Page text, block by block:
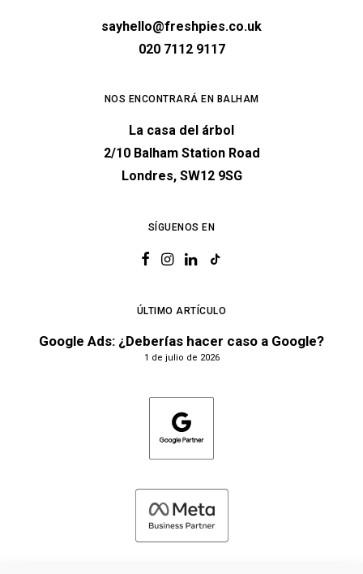
sayhello@freshpies.co.uk
020 7112 9117
NOS ENCONTRARÁ EN BALHAM
La casa del árbol
2/10 Balham Station Road
Londres, SW12 9SG
SÍGUENOS EN
ÚLTIMO ARTÍCULO
Google Ads: ¿Deberías hacer caso a Google?
1 de julio de 2026